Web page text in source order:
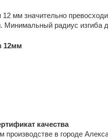
мм значительно
радиус изгиба
12мм
качества
в городе